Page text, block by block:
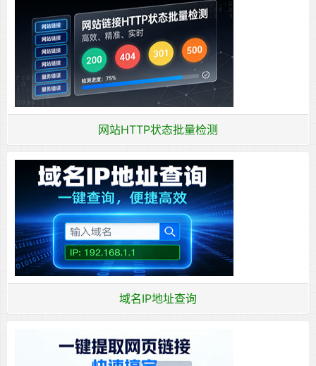
网站HTTP状态批量检测
域名IP地址查询